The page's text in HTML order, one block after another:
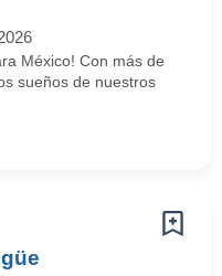
México! Con más de
sueños de nuestros